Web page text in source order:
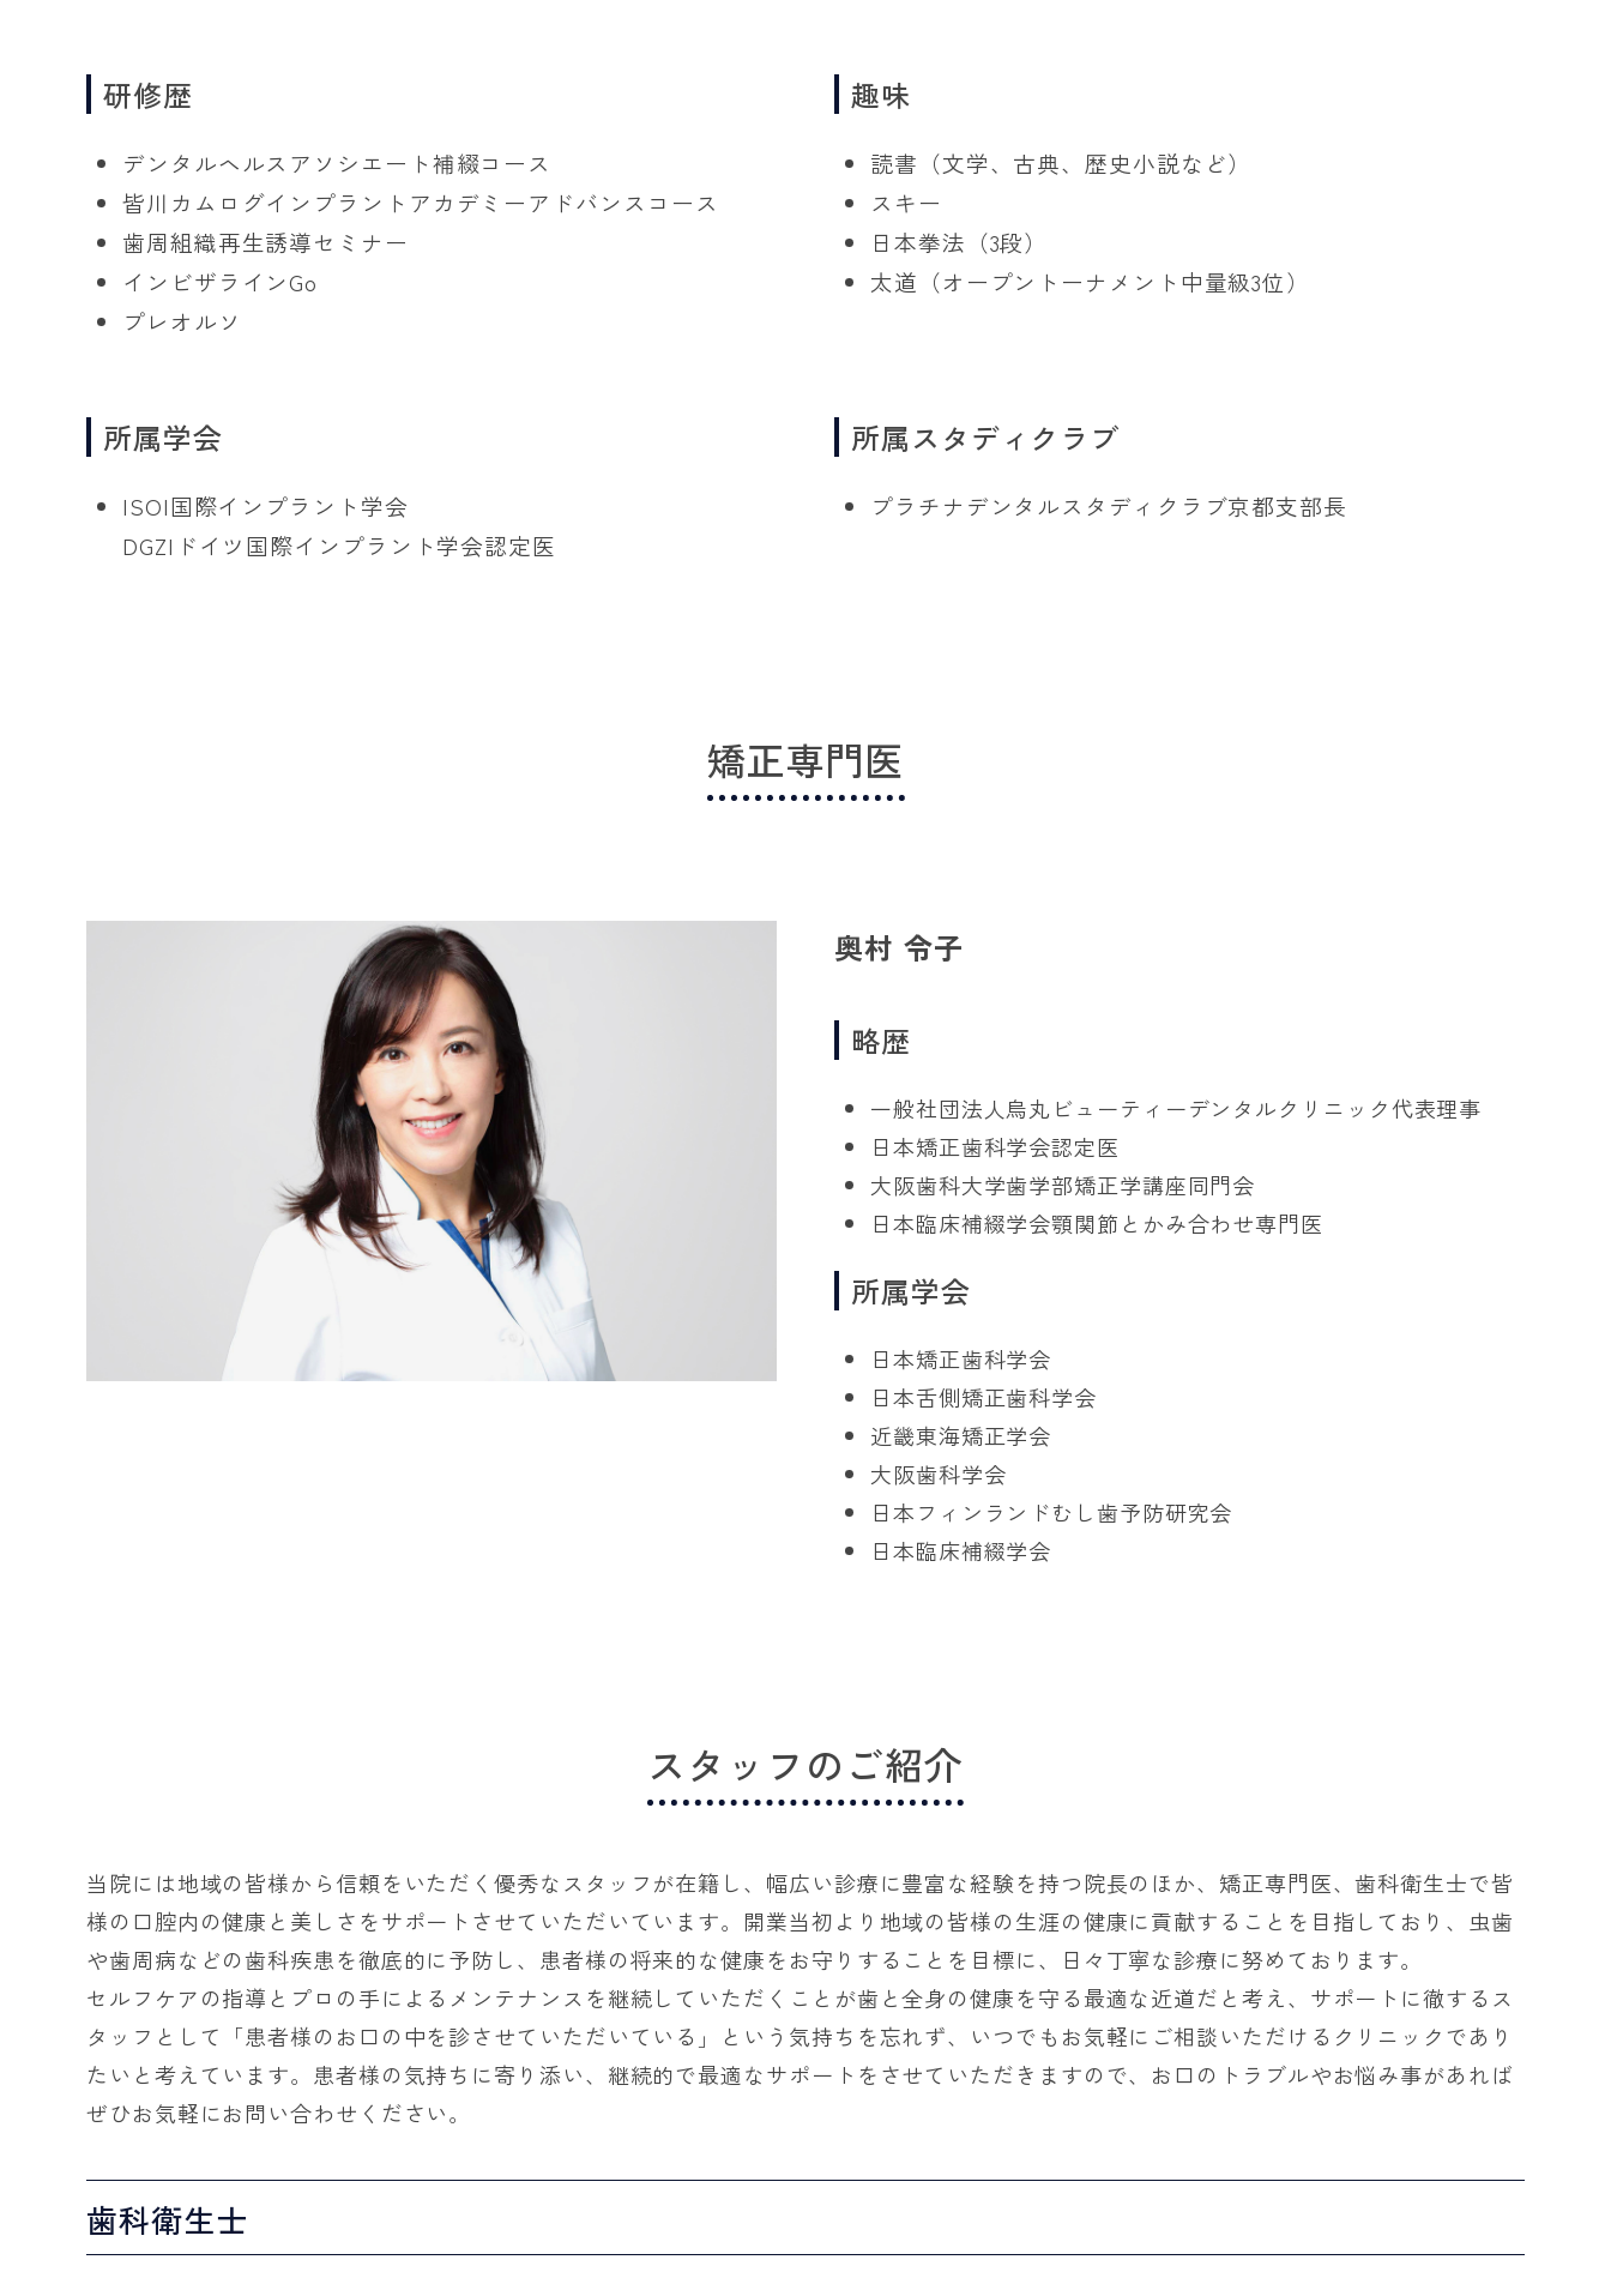
研修歴
デンタルヘルスアソシエート補綴コース
皆川カムログインプラントアカデミーアドバンスコース
歯周組織再生誘導セミナー
インビザラインGo
プレオルソ
趣味
読書（文学、古典、歴史小説など）
スキー
日本拳法（3段）
太道（オープントーナメント中量級3位）
所属学会
ISOI国際インプラント学会
DGZIドイツ国際インプラント学会認定医
所属スタディクラブ
プラチナデンタルスタディクラブ京都支部長
矯正専門医
奥村 令子
略歴
一般社団法人烏丸ビューティーデンタルクリニック代表理事
日本矯正歯科学会認定医
大阪歯科大学歯学部矯正学講座同門会
日本臨床補綴学会顎関節とかみ合わせ専門医
所属学会
日本矯正歯科学会
日本舌側矯正歯科学会
近畿東海矯正学会
大阪歯科学会
日本フィンランドむし歯予防研究会
日本臨床補綴学会
スタッフのご紹介
当院には地域の皆様から信頼をいただく優秀なスタッフが在籍し、幅広い診療に豊富な経験を持つ院長のほか、矯正専門医、歯科衛生士で皆
様の口腔内の健康と美しさをサポートさせていただいています。開業当初より地域の皆様の生涯の健康に貢献することを目指しており、虫歯
や歯周病などの歯科疾患を徹底的に予防し、患者様の将来的な健康をお守りすることを目標に、日々丁寧な診療に努めております。
セルフケアの指導とプロの手によるメンテナンスを継続していただくことが歯と全身の健康を守る最適な近道だと考え、サポートに徹するス
タッフとして「患者様のお口の中を診させていただいている」という気持ちを忘れず、いつでもお気軽にご相談いただけるクリニックであり
たいと考えています。患者様の気持ちに寄り添い、継続的で最適なサポートをさせていただきますので、お口のトラブルやお悩み事があれば
ぜひお気軽にお問い合わせください。
歯科衛生士